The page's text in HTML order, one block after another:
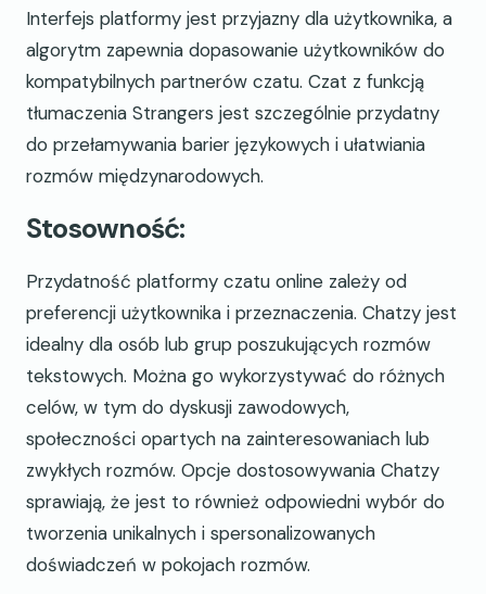
Interfejs platformy jest przyjazny dla użytkownika, a
algorytm zapewnia dopasowanie użytkowników do
kompatybilnych partnerów czatu. Czat z funkcją
tłumaczenia Strangers jest szczególnie przydatny
do przełamywania barier językowych i ułatwiania
rozmów międzynarodowych.
Stosowność:
Przydatność platformy czatu online zależy od
preferencji użytkownika i przeznaczenia. Chatzy jest
idealny dla osób lub grup poszukujących rozmów
tekstowych. Można go wykorzystywać do różnych
celów, w tym do dyskusji zawodowych,
społeczności opartych na zainteresowaniach lub
zwykłych rozmów. Opcje dostosowywania Chatzy
sprawiają, że jest to również odpowiedni wybór do
tworzenia unikalnych i spersonalizowanych
doświadczeń w pokojach rozmów.